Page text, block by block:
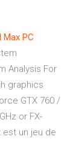
Max PC
Analysis For
graphics
GTX 760 /
or FX-
est un jeu de